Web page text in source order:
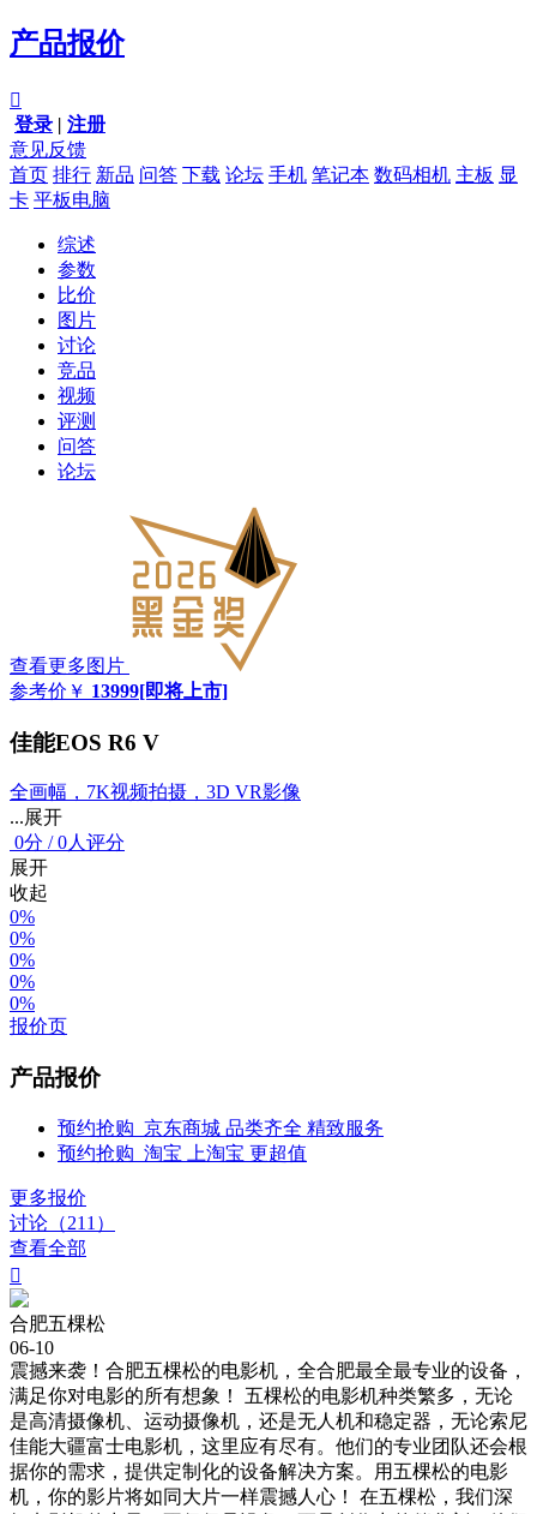
产品报价

登录 | 注册
意见反馈
首页 排行 新品 问答 下载 论坛 手机 笔记本 数码相机 主板 显
卡 平板电脑
综述
参数
比价
图片
讨论
竞品
视频
评测
问答
论坛
查看更多图片
参考价 ￥ 13999[即将上市]
佳能EOS R6 V
全画幅，7K视频拍摄，3D VR影像
...展开
0分 /0人评分
展开
收起
0%
0%
0%
0%
0%
报价页
产品报价
预约抢购 京东商城 品类齐全 精致服务
预约抢购 淘宝 上淘宝 更超值
更多报价
讨论（211）
查看全部

合肥五棵松
06-10
震撼来袭！合肥五棵松的电影机，全合肥最全最专业的设备，
满足你对电影的所有想象！ 五棵松的电影机种类繁多，无论
是高清摄像机、运动摄像机，还是无人机和稳定器，无论索尼
佳能大疆富士电影机，这里应有尽有。他们的专业团队还会根
据你的需求，提供定制化的设备解决方案。用五棵松的电影
机，你的影片将如同大片一样震撼人心！ 在五棵松，我们深